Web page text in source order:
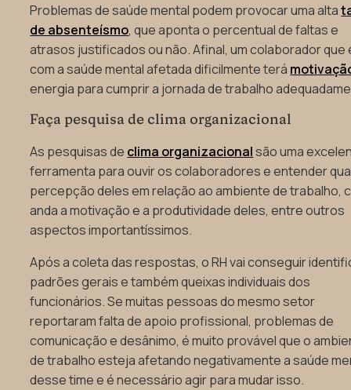
Problemas de saúde mental podem provocar uma alta
de absenteísmo, que aponta o percentual de faltas e
atrasos justificados ou não. Afinal, um colaborador que
com a saúde mental afetada dificilmente terá
energia para cumprir a jornada de trabalho
Faça pesquisa de clima organizacional
As pesquisas de clima organizacionalsão uma
ferramenta para ouvir os colaboradores e entender
percepção deles em relação ao ambiente de trabalho,
anda a motivação e a produtividade deles, entre outros
aspectos importantíssimos.
Após a coleta das respostas, o RH vai conseguir
padrões gerais e também queixas individuais dos
funcionários. Se muitas pessoas do mesmo setor
reportaram falta de apoio profissional, problemas de
comunicação e desânimo, é muito provável que o
de trabalho esteja afetando negativamente a saúde
desse time e é necessário agir para mudar isso.